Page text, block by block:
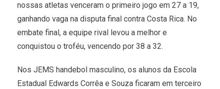
nossas atletas venceram o primeiro jogo em 27 a 19,
ganhando vaga na disputa final contra Costa Rica. No
embate final, a equipe rival levou a melhor e
conquistou o troféu, vencendo por 38 a 32.
Nos JEMS handebol masculino, os alunos da Escola
Estadual Edwards Corrêa e Souza ficaram em terceiro